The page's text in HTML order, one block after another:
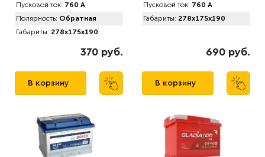
Пусковой ток: 760 А
Полярность: Обратная
Габариты: 278x175x190
370 руб.
В корзину
Пусковой ток: 760 А
Габариты: 278x175x190
690 руб.
В корзину